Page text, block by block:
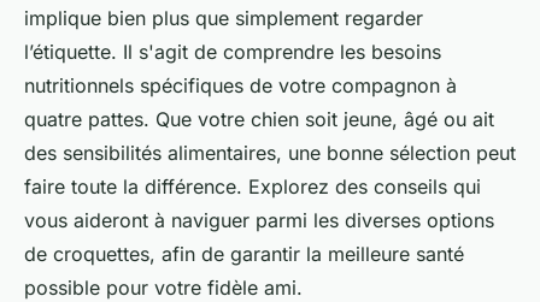
implique bien plus que simplement regarder
l’étiquette. Il s'agit de comprendre les besoins
nutritionnels spécifiques de votre compagnon à
quatre pattes. Que votre chien soit jeune, âgé ou ait
des sensibilités alimentaires, une bonne sélection peut
faire toute la différence. Explorez des conseils qui
vous aideront à naviguer parmi les diverses options
de croquettes, afin de garantir la meilleure santé
possible pour votre fidèle ami.